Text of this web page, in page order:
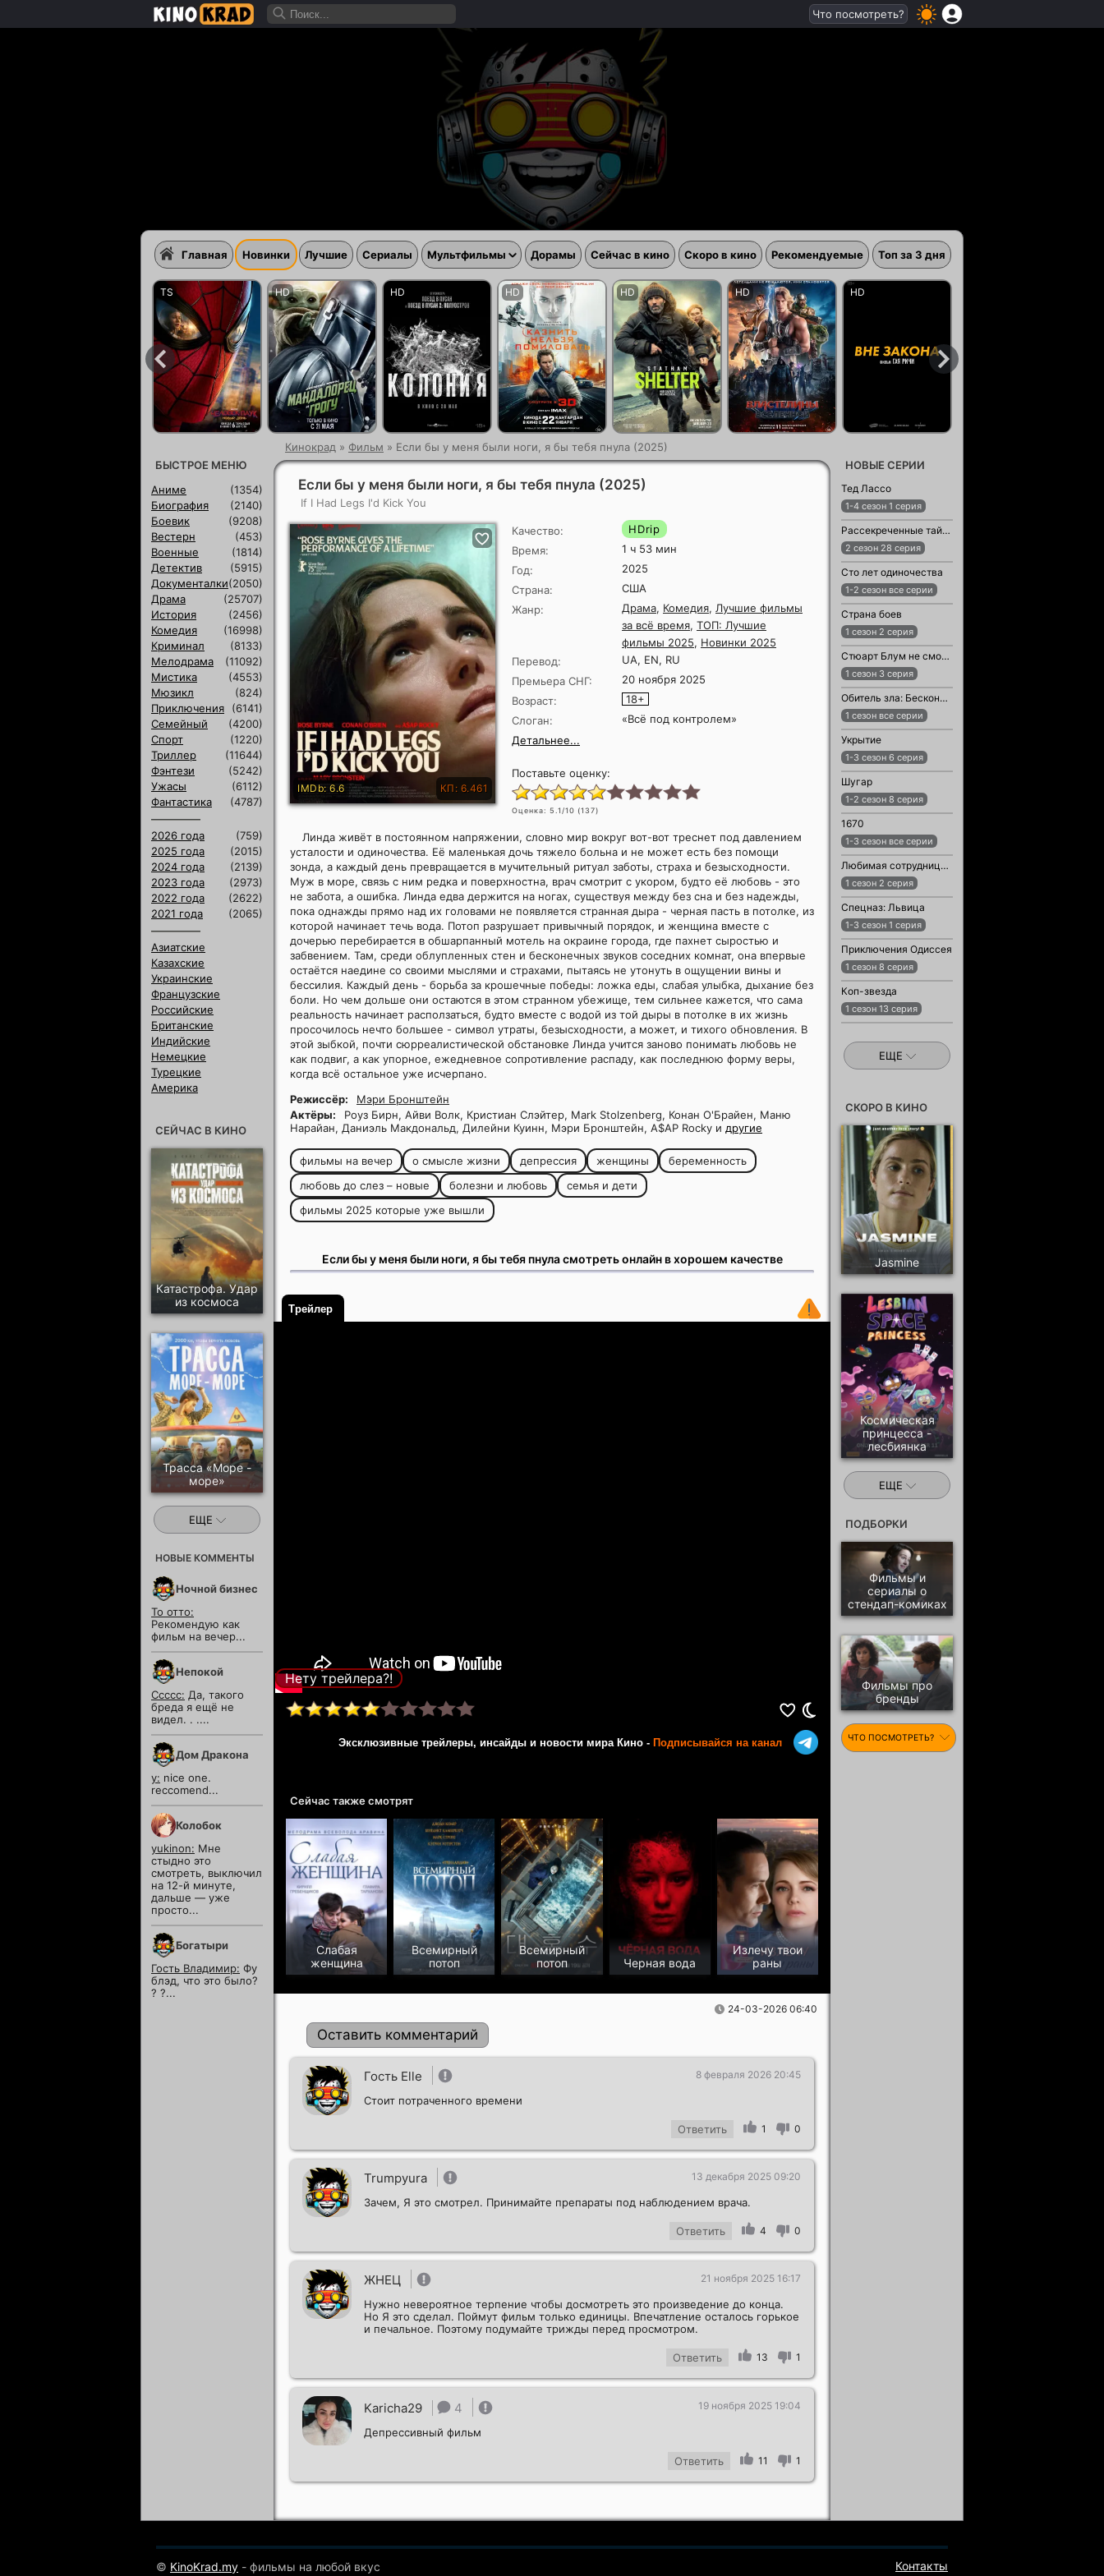
Кинокрад » Фильм » Если бы у меня были ноги, я бы тебя пнула (2025)
Если бы у меня были ноги, я бы тебя пнула (2025)
If I Had Legs I'd Kick You
IMDb: 6.6 КП: 6.461
Качество:
HDrip
Время:
1 ч 53 мин
Год:
2025
Страна:
США
Жанр:
Драма, Комедия, Лучшие фильмы
за всё время, ТОП: Лучшие
фильмы 2025, Новинки 2025
Перевод:
UA, EN, RU
Премьера СНГ:
20 ноября 2025
Возраст:
18+
Слоган:
«Всё под контролем»
Детальнее...
Поставьте оценку:
Оценка: 5.1/10 (137)
Линда живёт в постоянном напряжении, словно мир вокруг вот-вот треснет под давлением
усталости и одиночества. Её маленькая дочь тяжело больна и не может есть без помощи
зонда, а каждый день превращается в мучительный ритуал заботы, страха и безысходности.
Муж в море, связь с ним редка и поверхностна, врач смотрит с укором, будто её любовь - это
не забота, а ошибка. Линда едва держится на ногах, существуя между без сна и без надежды,
пока однажды прямо над их головами не появляется странная дыра - черная пасть в потолке, из
которой начинает течь вода. Потоп разрушает привычный порядок, и женщина вместе с
дочерью перебирается в обшарпанный мотель на окраине города, где пахнет сыростью и
забвением. Там, среди облупленных стен и бесконечных звуков соседних комнат, она впервые
остаётся наедине со своими мыслями и страхами, пытаясь не утонуть в ощущении вины и
бессилия. Каждый день - борьба за крошечные победы: ложка еды, слабая улыбка, дыхание без
боли. Но чем дольше они остаются в этом странном убежище, тем сильнее кажется, что сама
реальность начинает расползаться, будто вместе с водой из той дыры в потолке в их жизнь
просочилось нечто большее - символ утраты, безысходности, а может, и тихого обновления. В
этой зыбкой, почти сюрреалистической обстановке Линда учится заново понимать любовь не
как подвиг, а как упорное, ежедневное сопротивление распаду, как последнюю форму веры,
когда всё остальное уже исчерпано.
Режиссёр:
Мэри Бронштейн
Актёры:
Роуз Бирн, Айви Волк, Кристиан Слэйтер, Mark Stolzenberg, Конан О'Брайен, Маню
Нарайан, Даниэль Макдональд, Дилейни Куинн, Мэри Бронштейн, A$AP Rocky и другие
фильмы на вечер о смысле жизни депрессия женщины
беременность
любовь до слез – новые
болезни и любовь
семья и дети
фильмы 2025 которые уже вышли
Если бы у меня были ноги, я бы тебя пнула смотреть онлайн в хорошем качестве
Трейлер
Нету трейлера?!
Эксклюзивные трейлеры, инсайды и новости мира Кино - Подписывайся на канал
Сейчас также смотрят
Слабая
женщина
Всемирный
потоп
Всемирный
потоп
Черная вода
Излечу твои
раны
24-03-2026 06:40
Оставить комментарий
Отправить!
Гость Elle 8 февраля 2026 20:45
Стоит потраченного времени
Ответить 1 0
Trumpyura 13 декабря 2025 09:20
Зачем, Я это смотрел. Принимайте препараты под наблюдением врача.
Ответить 4 0
ЖНЕЦ 21 ноября 2025 16:17
Нужно невероятное терпение чтобы досмотреть это произведение до конца.
Но Я это сделал. Поймут фильм только единицы. Впечатление осталось горькое
и печальное. Поэтому подумайте трижды перед просмотром.
Ответить 13 1
Karicha29 4 19 ноября 2025 19:04
Депрессивный фильм
Ответить 11 1
БЫСТРОЕ МЕНЮ
Аниме
(1354)
Биография
(2140)
Боевик
(9208)
Вестерн
(453)
Военные
(1814)
Детектив
(5915)
Документалки(2050)
Драма
(25707)
История
(2456)
Комедия
(16998)
Криминал
(8133)
Мелодрама
(11092)
Мистика
(4553)
Мюзикл
(824)
Приключения
(6141)
Семейный
(4200)
Спорт
(1220)
Триллер
(11644)
Фэнтези
(5242)
Ужасы
(6112)
Фантастика
(4787)
2026 года
(759)
2025 года
(2015)
2024 года
(2139)
2023 года
(2973)
2022 года
(2622)
2021 года
(2065)
Азиатские
Казахские
Украинские
Французские
Российские
Британские
Индийские
Немецкие
Турецкие
Америка
СЕЙЧАС В КИНО
Катастрофа. Удар
из космоса
Трасса «Море -
море»
ЕЩЕ
НОВЫЕ КОММЕНТЫ
Ночной бизнес
То отто:
Рекомендую как
фильм на вечер...
Непокой
Ссссс: Да, такого
бреда я ещё не
видел. . ....
Дом Дракона
y: nice one.
reccomend...
Колобок
yukinon: Мне
стыдно это
смотреть, выключил
на 12-й минуте,
дальше — уже
просто...
Богатыри
Гость Владимир: Фу
блэд, что это было?
? ?...
НОВЫЕ СЕРИИ
Тед Лассо
1-4 сезон 1 серия
Рассекреченные тайны с Дэвидом Духовны
2 сезон 28 серия
Сто лет одиночества
1-2 сезон все серии
Страна боев
1 сезон 2 серия
Стюарт Блум не смог спасти вселенную
1 сезон 3 серия
Обитель зла: Бесконечная тьма
1 сезон все серии
Укрытие
1-3 сезон 6 серия
Шугар
1-2 сезон 8 серия
1670
1-3 сезон все серии
Любимая сотрудница / Любимый сотрудник
1 сезон 2 серия
Спецназ: Львица
1-3 сезон 1 серия
Приключения Одиссея
1 сезон 8 серия
Коп-звезда
1 сезон 13 серия
ЕЩЕ
СКОРО В КИНО
Jasmine
Космическая
принцесса -
лесбиянка
ЕЩЕ
ПОДБОРКИ
Фильмы и
сериалы о
стендап-комиках
Фильмы про
бренды
ЧТО ПОСМОТРЕТЬ?
Главная Новинки Лучшие Сериалы Мультфильмы Дорамы Сейчас в кино Скоро в кино Рекомендуемые Топ за 3 дня
Что посмотреть?
© KinoKrad.my - фильмы на любой вкус Контакты